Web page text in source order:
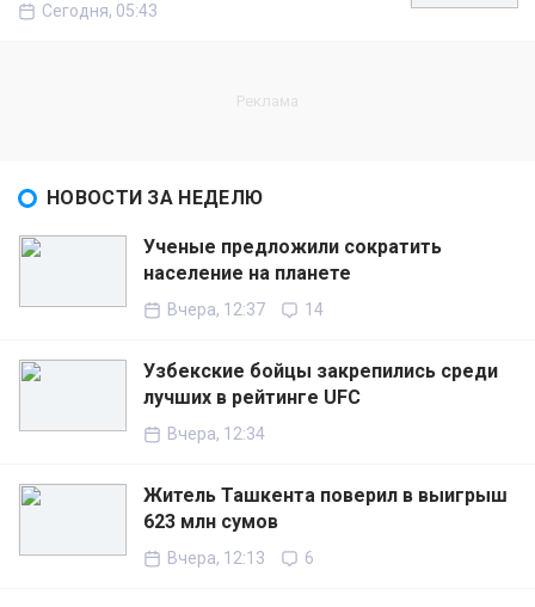
Сегодня, 05:43
НОВОСТИ ЗА НЕДЕЛЮ
Ученые предложили сократить
население на планете
Вчера, 12:37 14
Узбекские бойцы закрепились среди
лучших в рейтинге UFC
Вчера, 12:34
Житель Ташкента поверил в выигрыш
623 млн сумов
Вчера, 12:13 6